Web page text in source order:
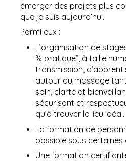
émerger des projets plus
que je suis aujourd’hui.
Parmi eux :
L’organisation de
% pratique”, à taille
transmission,
autour du massage
soin, clarté et
sécurisant et
qu’à trouver le lieu idéal.
La formation de
possible sous certaines
Une formation